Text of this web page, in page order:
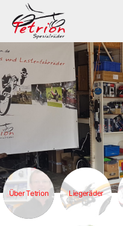
Tetrion
Über Tetrion Liegeräder